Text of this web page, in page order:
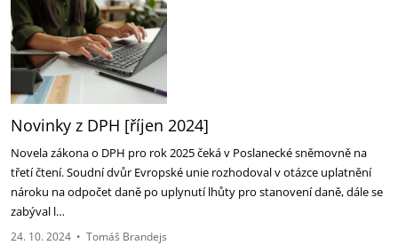
Novinky z DPH [říjen 2024]
Novela zákona o DPH pro rok 2025 čeká v Poslanecké sněmovně na
třetí čtení. Soudní dvůr Evropské unie rozhodoval v otázce uplatnění
nároku na odpočet daně po uplynutí lhůty pro stanovení daně, dále se
zabýval l…
24. 10. 2024 • Tomáš Brandejs